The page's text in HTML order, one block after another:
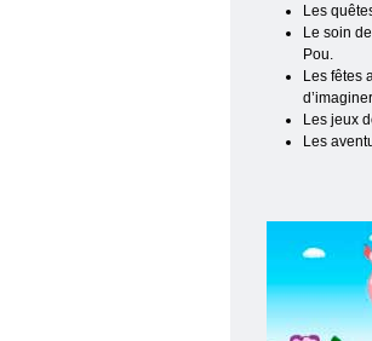
Les
Le soin
Pou.
Les fêtes
Les jeux
Les